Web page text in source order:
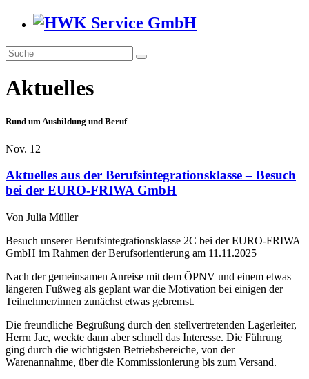
Aktuelles
Rund um Ausbildung und Beruf
Nov. 12
Aktuelles aus der Berufsintegrationsklasse – Besuch
bei der EURO-FRIWA GmbH
Von Julia Müller
Besuch unserer Berufsintegrationsklasse 2C bei der EURO-FRIWA
GmbH im Rahmen der Berufsorientierung am 11.11.2025
Nach der gemeinsamen Anreise mit dem ÖPNV und einem etwas
längeren Fußweg als geplant war die Motivation bei einigen der
Teilnehmer/innen zunächst etwas gebremst.
Die freundliche Begrüßung durch den stellvertretenden Lagerleiter,
Herrn Jac, weckte dann aber schnell das Interesse. Die Führung
ging durch die wichtigsten Betriebsbereiche, von der
Warenannahme, über die Kommissionierung bis zum Versand.